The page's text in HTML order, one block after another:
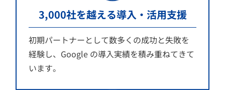
3,000社を越える導入・活用支援
初期パートナーとして数多くの成功と失敗を
経験し、Google の導入実績を積み重ねてきて
います。